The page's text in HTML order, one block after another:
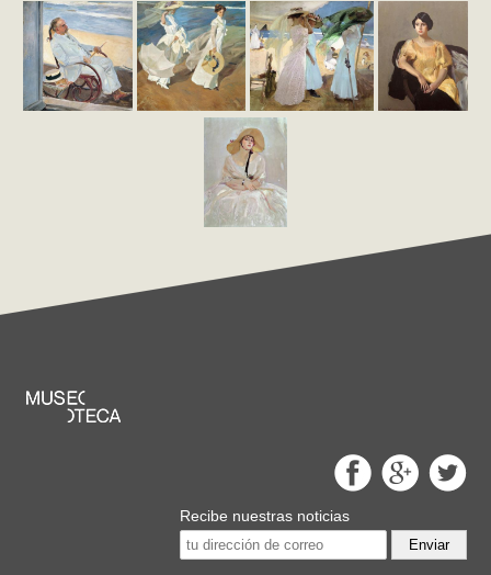
Recibe nuestras noticias
Enviar